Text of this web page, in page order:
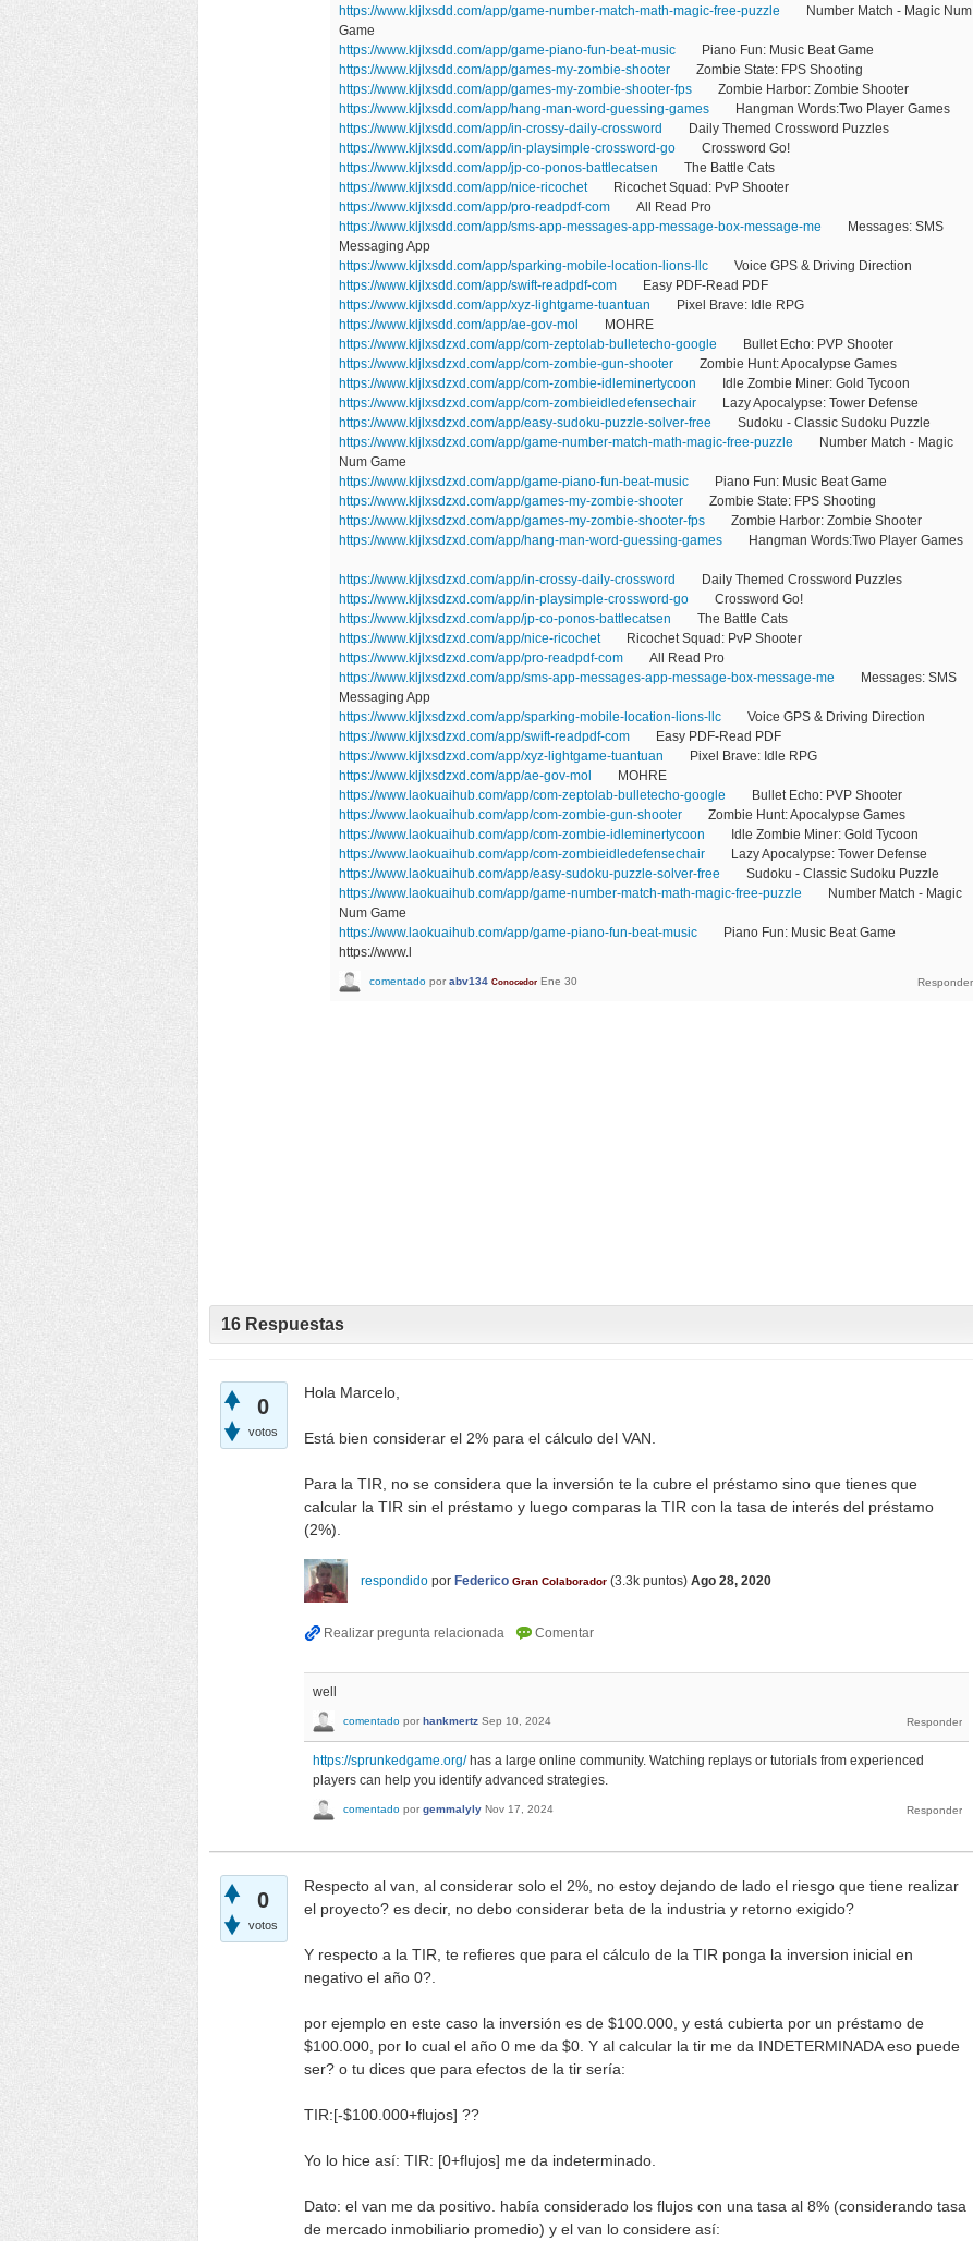
https://www.kljlxsdd.com/app/game-number-match-math-magic-free-puzzle Number Match - Magic Num
Game
https://www.kljlxsdd.com/app/game-piano-fun-beat-music Piano Fun: Music Beat Game
https://www.kljlxsdd.com/app/games-my-zombie-shooter Zombie State: FPS Shooting
https://www.kljlxsdd.com/app/games-my-zombie-shooter-fps Zombie Harbor: Zombie Shooter
https://www.kljlxsdd.com/app/hang-man-word-guessing-games Hangman Words:Two Player Games
https://www.kljlxsdd.com/app/in-crossy-daily-crossword Daily Themed Crossword Puzzles
https://www.kljlxsdd.com/app/in-playsimple-crossword-go Crossword Go!
https://www.kljlxsdd.com/app/jp-co-ponos-battlecatsen The Battle Cats
https://www.kljlxsdd.com/app/nice-ricochetRicochet Squad: PvP Shooter
https://www.kljlxsdd.com/app/pro-readpdf-com All Read Pro
https://www.kljlxsdd.com/app/sms-app-messages-app-message-box-message-me Messages: SMS
Messaging App
https://www.kljlxsdd.com/app/sparking-mobile-location-lions-llc Voice GPS & Driving Direction
https://www.kljlxsdd.com/app/swift-readpdf-com Easy PDF-Read PDF
https://www.kljlxsdd.com/app/xyz-lightgame-tuantuan Pixel Brave: Idle RPG
https://www.kljlxsdd.com/app/ae-gov-mol MOHRE
https://www.kljlxsdzxd.com/app/com-zeptolab-bulletecho-google Bullet Echo: PVP Shooter
https://www.kljlxsdzxd.com/app/com-zombie-gun-shooter Zombie Hunt: Apocalypse Games
https://www.kljlxsdzxd.com/app/com-zombie-idleminertycoon Idle Zombie Miner: Gold Tycoon
https://www.kljlxsdzxd.com/app/com-zombieidledefensechair Lazy Apocalypse: Tower Defense
https://www.kljlxsdzxd.com/app/easy-sudoku-puzzle-solver-free Sudoku - Classic Sudoku Puzzle
https://www.kljlxsdzxd.com/app/game-number-match-math-magic-free-puzzle Number Match - Magic
Num Game
https://www.kljlxsdzxd.com/app/game-piano-fun-beat-music Piano Fun: Music Beat Game
https://www.kljlxsdzxd.com/app/games-my-zombie-shooter Zombie State: FPS Shooting
https://www.kljlxsdzxd.com/app/games-my-zombie-shooter-fps Zombie Harbor: Zombie Shooter
https://www.kljlxsdzxd.com/app/hang-man-word-guessing-games Hangman Words:Two Player Games
https://www.kljlxsdzxd.com/app/in-crossy-daily-crossword Daily Themed Crossword Puzzles
https://www.kljlxsdzxd.com/app/in-playsimple-crossword-go Crossword Go!
https://www.kljlxsdzxd.com/app/jp-co-ponos-battlecatsen The Battle Cats
https://www.kljlxsdzxd.com/app/nice-ricochetRicochet Squad: PvP Shooter
https://www.kljlxsdzxd.com/app/pro-readpdf-com All Read Pro
https://www.kljlxsdzxd.com/app/sms-app-messages-app-message-box-message-me Messages: SMS
Messaging App
https://www.kljlxsdzxd.com/app/sparking-mobile-location-lions-llc Voice GPS & Driving Direction
https://www.kljlxsdzxd.com/app/swift-readpdf-com Easy PDF-Read PDF
https://www.kljlxsdzxd.com/app/xyz-lightgame-tuantuan Pixel Brave: Idle RPG
https://www.kljlxsdzxd.com/app/ae-gov-mol MOHRE
https://www.laokuaihub.com/app/com-zeptolab-bulletecho-google Bullet Echo: PVP Shooter
https://www.laokuaihub.com/app/com-zombie-gun-shooter Zombie Hunt: Apocalypse Games
https://www.laokuaihub.com/app/com-zombie-idleminertycoon Idle Zombie Miner: Gold Tycoon
https://www.laokuaihub.com/app/com-zombieidledefensechair Lazy Apocalypse: Tower Defense
https://www.laokuaihub.com/app/easy-sudoku-puzzle-solver-free Sudoku - Classic Sudoku Puzzle
https://www.laokuaihub.com/app/game-number-match-math-magic-free-puzzle Number Match - Magic
Num Game
https://www.laokuaihub.com/app/game-piano-fun-beat-music Piano Fun: Music Beat Game
https://www.l
comentado por abv134 Conocedor Ene 30
16 Respuestas
0
votos
Hola Marcelo,
Está bien considerar el 2% para el cálculo del VAN.
Para la TIR, no se considera que la inversión te la cubre el préstamo sino que tienes que
calcular la TIR sin el préstamo y luego comparas la TIR con la tasa de interés del préstamo
(2%).
respondido por Federico Gran Colaborador (3.3k puntos) Ago 28, 2020
well
comentado por hankmertz Sep 10, 2024
https://sprunkedgame.org/has a large online community. Watching replays or tutorials from experienced
players can help you identify advanced strategies.
comentado por gemmalyly Nov 17, 2024
0
votos
Respecto al van, al considerar solo el 2%, no estoy dejando de lado el riesgo que tiene realizar
el proyecto? es decir, no debo considerar beta de la industria y retorno exigido?
Y respecto a la TIR, te refieres que para el cálculo de la TIR ponga la inversion inicial en
negativo el año 0?.
por ejemplo en este caso la inversión es de $100.000, y está cubierta por un préstamo de
$100.000, por lo cual el año 0 me da $0. Y al calcular la tir me da INDETERMINADA eso puede
ser? o tu dices que para efectos de la tir sería:
TIR:[-$100.000+flujos] ??
Yo lo hice así: TIR: [0+flujos] me da indeterminado.
Dato: el van me da positivo. había considerado los flujos con una tasa al 8% (considerando tasa
de mercado inmobiliario promedio) y el van lo considere así: